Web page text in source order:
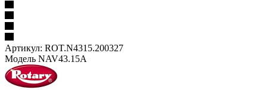
Артикул: ROT.N4315.200327
Модель NAV43.15A